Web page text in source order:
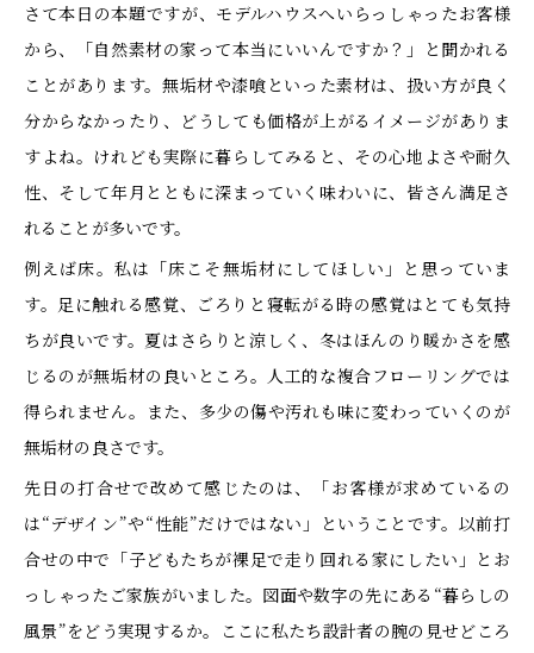
さて本日の本題ですが、モデルハウスへいらっしゃったお客様
から、「自然素材の家って本当にいいんですか？」と聞かれる
ことがあります。無垢材や漆喰といった素材は、扱い方が良く
分からなかったり、どうしても価格が上がるイメージがありま
すよね。けれども実際に暮らしてみると、その心地よさや耐久
性、そして年月とともに深まっていく味わいに、皆さん満足さ
れることが多いです。
例えば床。私は「床こそ無垢材にしてほしい」と思っていま
す。足に触れる感覚、ごろりと寝転がる時の感覚はとても気持
ちが良いです。夏はさらりと涼しく、冬はほんのり暖かさを感
じるのが無垢材の良いところ。人工的な複合フローリングでは
得られません。また、多少の傷や汚れも味に変わっていくのが
無垢材の良さです。
先日の打合せで改めて感じたのは、「お客様が求めているの
は“デザイン”や“性能”だけではない」ということです。以前打
合せの中で「子どもたちが裸足で走り回れる家にしたい」とお
っしゃったご家族がいました。図面や数字の先にある“暮らしの
風景”をどう実現するか。ここに私たち設計者の腕の見せどころ